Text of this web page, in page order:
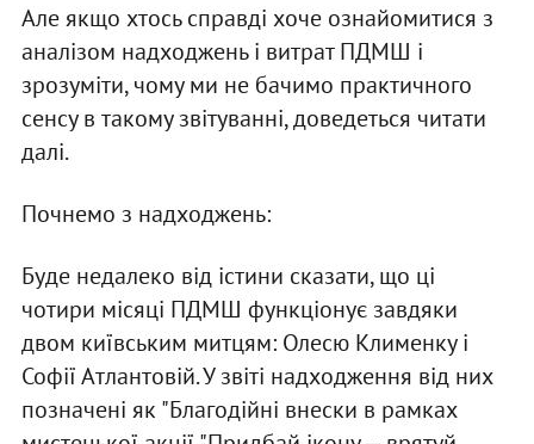
Але якщо хтось справді хоче ознайомитися з
аналізом надходжень і витрат ПДМШ і
зрозуміти, чому ми не бачимо практичного
сенсу в такому звітуванні, доведеться читати
далі.
Почнемо з надходжень:
Буде недалеко від істини сказати, що ці
чотири місяці ПДМШ функціонує завдяки
двом київським митцям: Олесю Клименку і
Софії Атлантовій. У звіті надходження від них
позначені як "Благодійні внески в рамках